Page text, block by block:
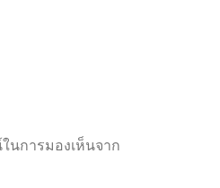
นการมองเห็นจาก